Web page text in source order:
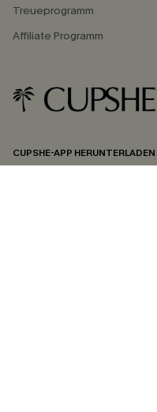
Treueprogramm
Affiliate Programm
CUPSHE-APP HERUNTERLADEN